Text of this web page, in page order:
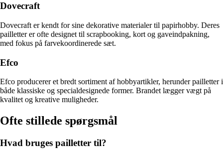
Dovecraft
Dovecraft er kendt for sine dekorative materialer til papirhobby. Deres
pailletter er ofte designet til scrapbooking, kort og gaveindpakning,
med fokus på farvekoordinerede sæt.
Efco
Efco producerer et bredt sortiment af hobbyartikler, herunder pailletter i
både klassiske og specialdesignede former. Brandet lægger vægt på
kvalitet og kreative muligheder.
Ofte stillede spørgsmål
Hvad bruges pailletter til?